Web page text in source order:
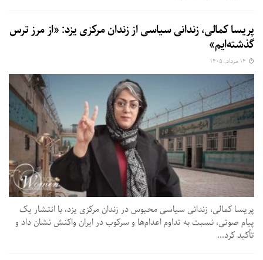
پریسا کمالی، زندانی سیاسی از زندان مرکزی یزد: «از مرز ترس
گذشته‌ایم»
پریسا کمالی، زندانی سیاسی محبوس در زندان مرکزی یزد، با انتشار یک
پیام صوتی، نسبت به تداوم اعدام‌ها و سرکوب در ایران واکنش نشان داد و
تأکید کرد...